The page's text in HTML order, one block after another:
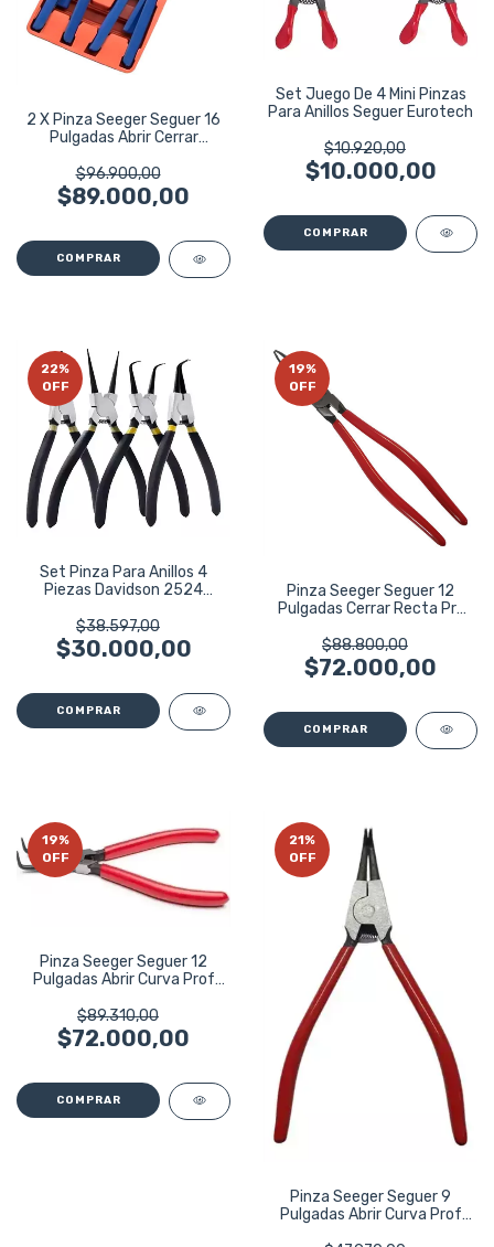
2 X Pinza Seeger Seguer 16
Pulgadas Abrir Cerrar
$96.900,00
$89.000,00
Set Juego De 4 Mini Pinzas
Para Anillos Seguer Eurotech
$10.920,00
$10.000,00
22%
OFF
Set Pinza Para Anillos 4
Piezas Davidson 2524
$38.597,00
$30.000,00
19%
OFF
Pinza Seeger Seguer 12
Pulgadas Cerrar Recta Prf
$88.800,00
$72.000,00
19%
OFF
Pinza Seeger Seguer 12
Pulgadas Abrir Curva Prof
$89.310,00
$72.000,00
21%
OFF
Pinza Seeger Seguer 9
Pulgadas Abrir Curva Prof